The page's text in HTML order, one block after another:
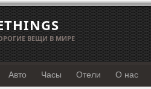
ВЕЩИ В МИРЕ
Авто Часы Отели О нас